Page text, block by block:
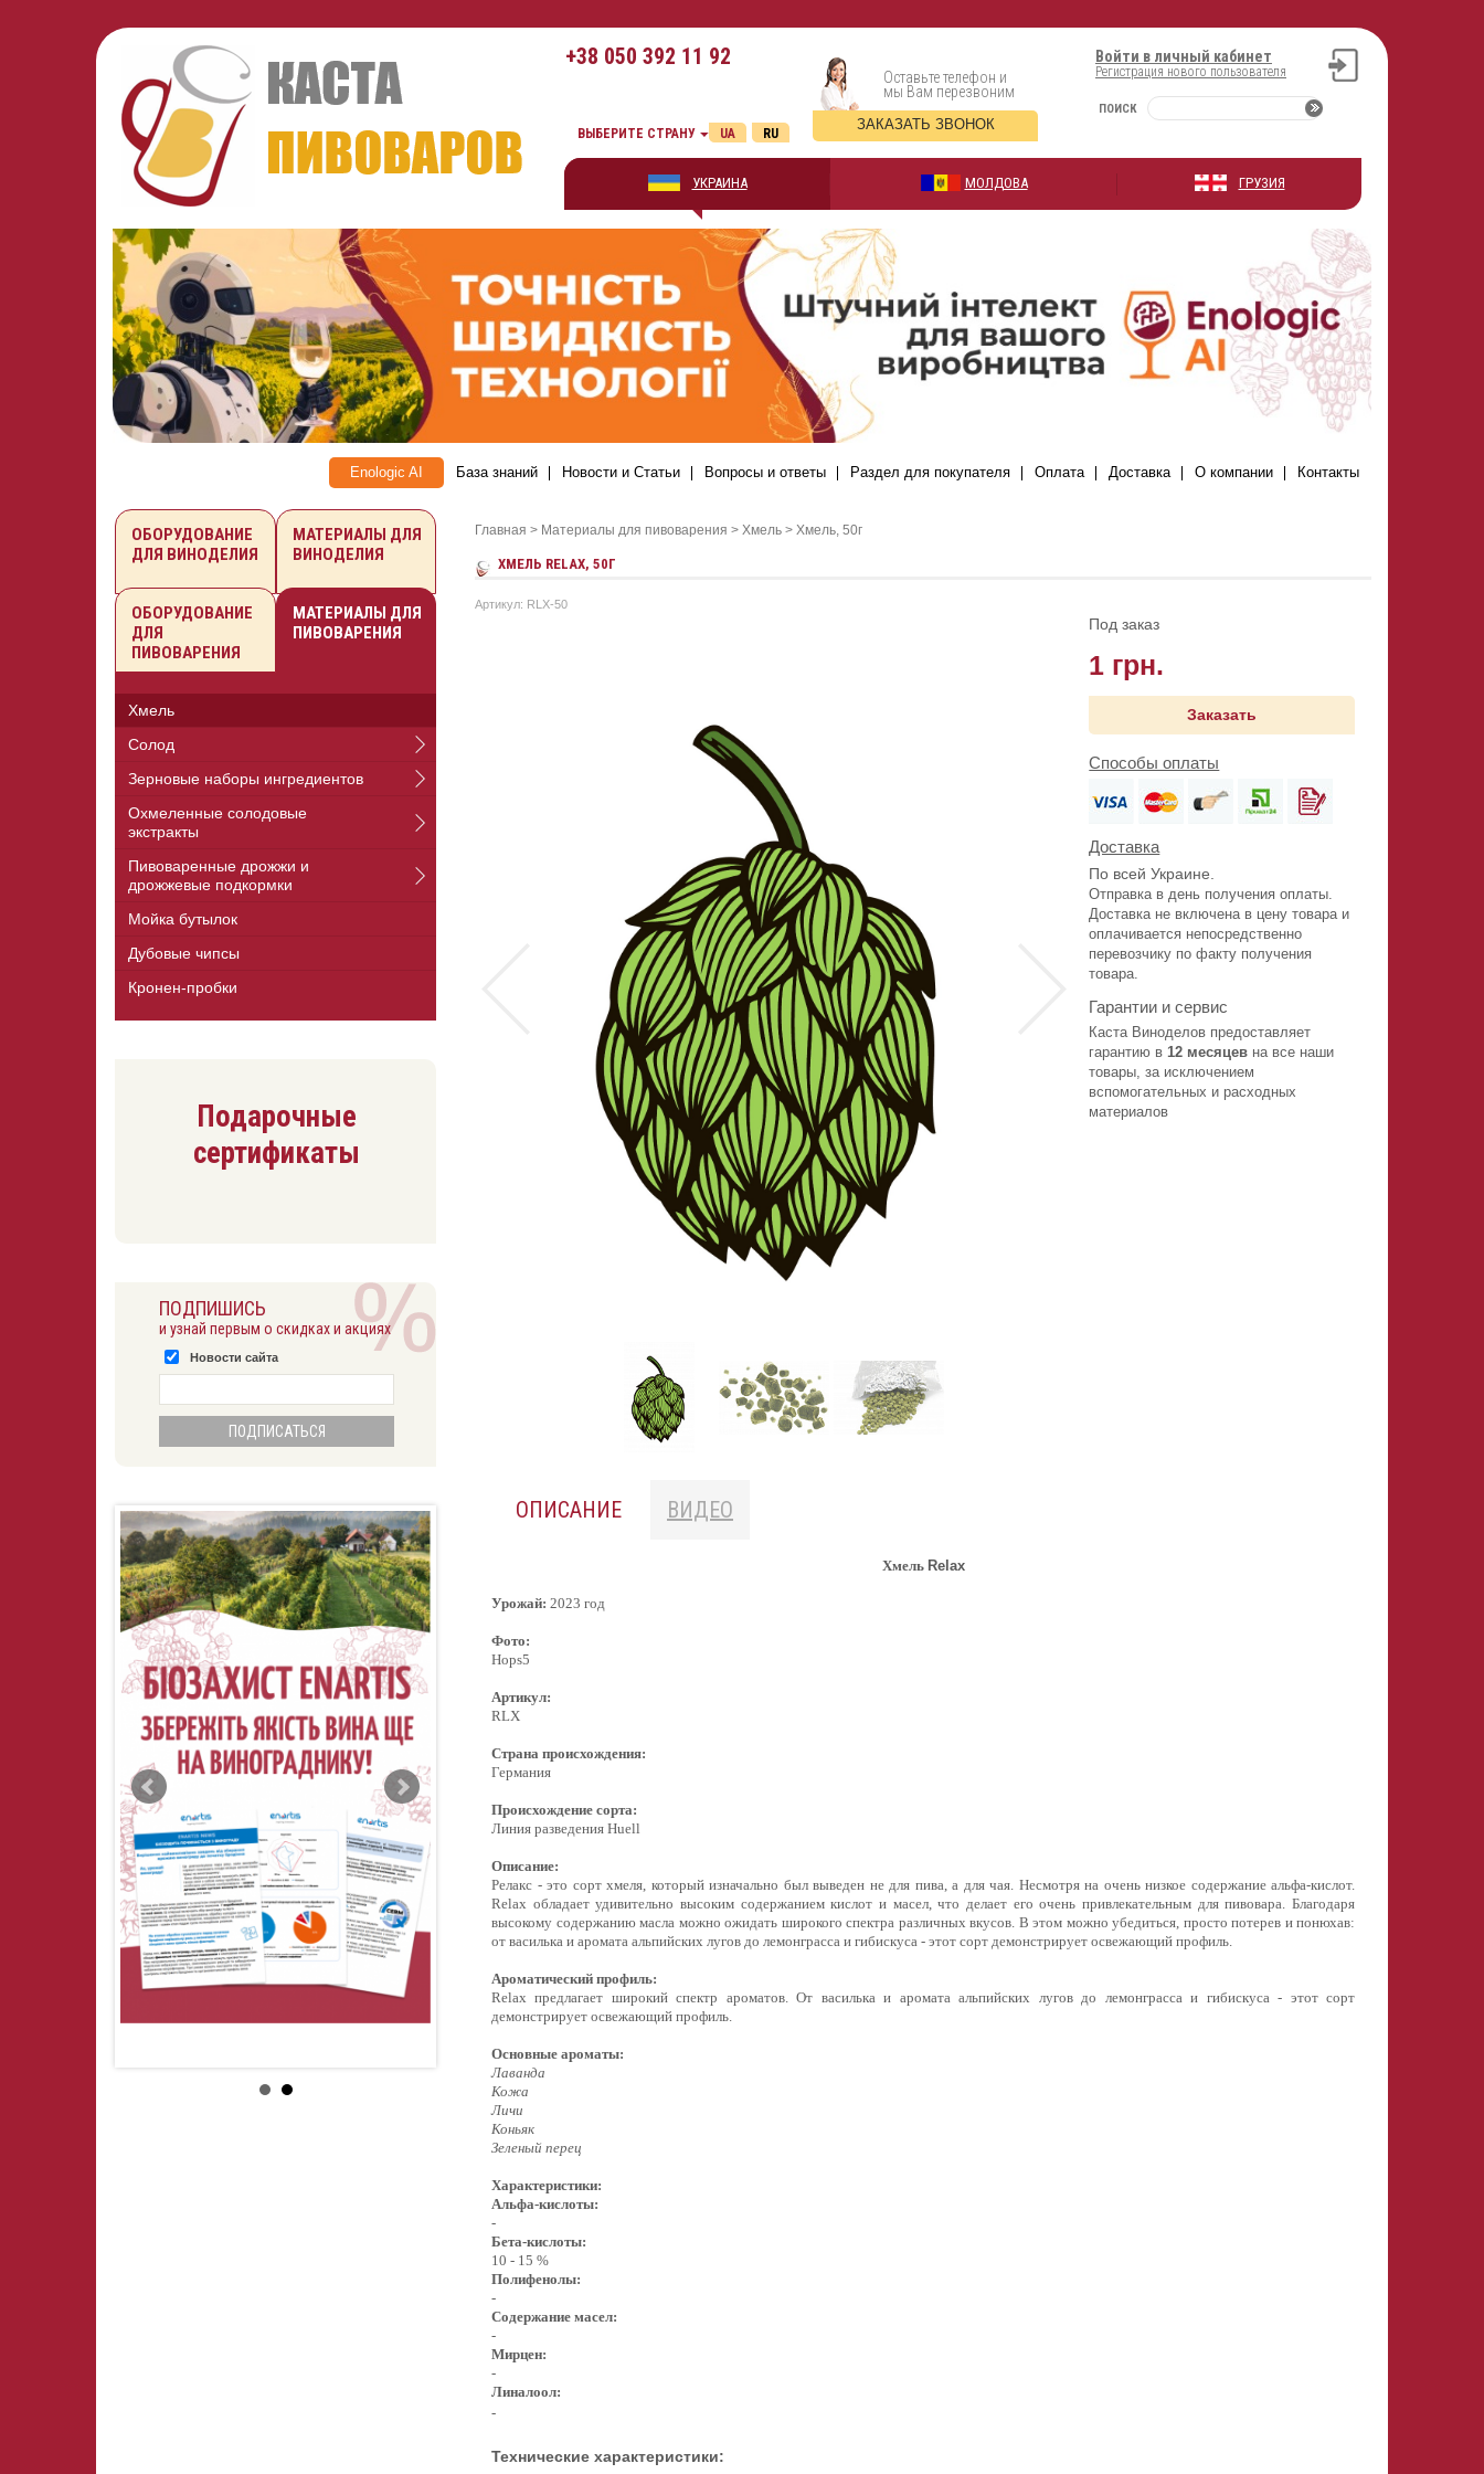
+38 050 392 11 92 Войти в личный кабинет
Регистрация нового пользователя
ПОИСК
Оставьте телефон и
мы Вам перезвоним
ЗАКАЗАТЬ ЗВОНОК
ВЫБЕРИТЕ СТРАНУ RU
UA
УКРАИНА МОЛДОВА ГРУЗИЯ
Enologic AI База знаний Новости и Статьи Вопросы и ответы Раздел для покупателя Оплата Доставка О компании Контакты
Главная > Материалы для пивоварения > Хмель > Хмель, 50г
ХМEЛЬ RELAX, 50Г
Артикул: RLX-50
Под заказ
1 грн.
Заказать
Способы оплаты
Доставка
По всей Украине.
Отправка в день получения оплаты.
Доставка не включена в цену товара и
оплачивается непосредственно
перевозчику по факту получения
товара.
Гарантии и сервис
Каста Виноделов предоставляет
гарантию в12 месяцев на все наши
товары, за исключением
вспомогательных и расходных
материалов
ОПИСАНИЕ ВИДЕО
Хмель Relax
Урожай: 2023 год
Фото:
Hops5
Артикул:
RLX
Страна происхождения:
Германия
Происхождение сорта:
Линия разведения Huell
Описание:
Релакс - это сорт хмеля, который изначально был выведен не для пива, а для чая. Несмотря на очень низкое содержание альфа-кислот.
Relax обладает удивительно высоким содержанием кислот и масел, что делает его очень привлекательным для пивовара. Благодаря
высокому содержанию масла можно ожидать широкого спектра различных вкусов. В этом можно убедиться, просто потерев и понюхав:
от василька и аромата альпийских лугов до лемонграсса и гибискуса - этот сорт демонстрирует освежающий профиль.
Ароматический профиль:
Relax предлагает широкий спектр ароматов. От василька и аромата альпийских лугов до лемонграсса и гибискуса - этот сорт
демонстрирует освежающий профиль.
Основные ароматы:
Лаванда
Кожа
Личи
Коньяк
Зеленый перец
Характеристики:
Альфа-кислоты:
-
Бета-кислоты:
10 - 15 %
Полифенолы:
-
Содержание масел:
-
Мирцен:
-
Линалоол:
-
Технические характеристики:
ОБОРУДОВАНИЕ
ДЛЯ ВИНОДЕЛИЯ
МАТЕРИАЛЫ ДЛЯ
ВИНОДЕЛИЯ
ОБОРУДОВАНИЕ
ДЛЯ
ПИВОВАРЕНИЯ
МАТЕРИАЛЫ ДЛЯ
ПИВОВАРЕНИЯ
Хмель
Солод
Зерновые наборы ингредиентов
Охмеленные солодовые
экстракты
Пивоваренные дрожжи и
дрожжевые подкормки
Мойка бутылок
Дубовые чипсы
Кронен-пробки
Подарочные
сертификаты
ПОДПИШИСЬ
и узнай первым о скидках и акциях
Новости сайта